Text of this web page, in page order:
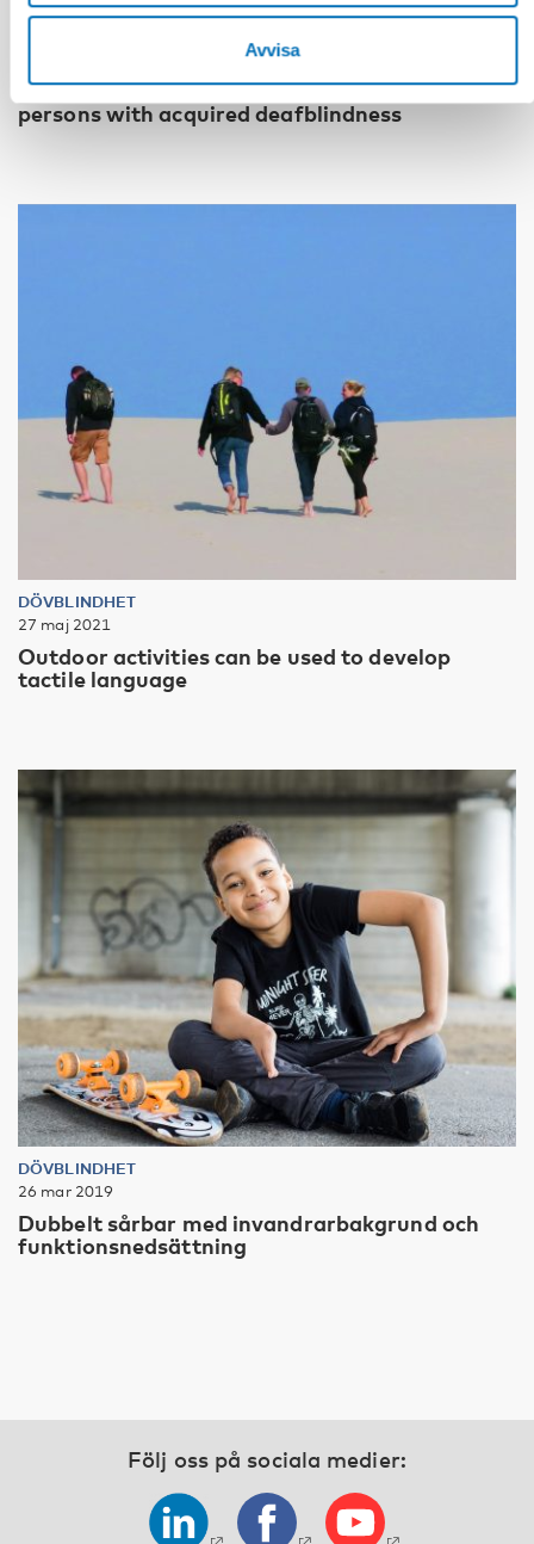
Avvisa
Tactile transition – experiences shared by
persons with acquired deafblindness
DÖVBLINDHET
27 maj 2021
Outdoor activities can be used to develop
tactile language
DÖVBLINDHET
26 mar 2019
Dubbelt sårbar med invandrarbakgrund och
funktionsnedsättning
Följ oss på sociala medier: